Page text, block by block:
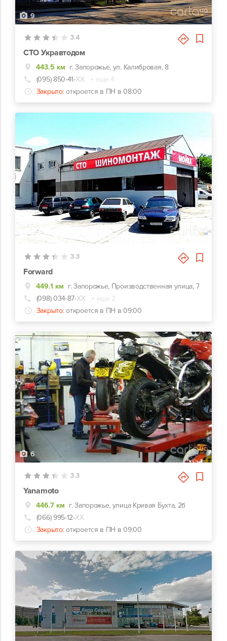
9
3.4
СТО Укравтодом
443.5 км г. Запорожье, ул. Калибровая, 8
(095) 850-41-ХХ
+ еще 4
Закрыто: откроется в ПН в 08:00
3
3.3
Forward
449.1 км г. Запорожье, Производственная улица, 7
(098) 034-87-ХХ
+ еще 2
Закрыто: откроется в ПН в 09:00
6
3.3
Yanamoto
446.7 км г. Запорожье, улица Кривая Бухта, 2б
(066) 995-12-ХХ
Закрыто: откроется в ПН в 09:00